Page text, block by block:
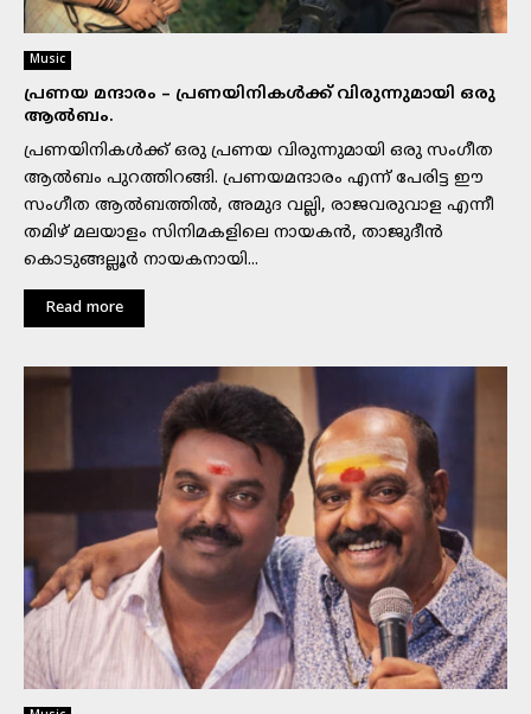
Music
പ്രണയ മന്ദാരം – പ്രണയിനികൾക്ക് വിരുന്നുമായി ഒരു
ആൽബം.
പ്രണയിനികൾക്ക് ഒരു പ്രണയ വിരുന്നുമായി ഒരു സംഗീത
ആൽബം പുറത്തിറങ്ങി. പ്രണയമന്ദാരം എന്ന് പേരിട്ട ഈ
സംഗീത ആൽബത്തിൽ, അമുദ വല്ലി, രാജവരുവാള എന്നീ
തമിഴ് മലയാളം സിനിമകളിലെ നായകൻ, താജുദീൻ
കൊടുങ്ങല്ലൂർ നായകനായി...
Read more